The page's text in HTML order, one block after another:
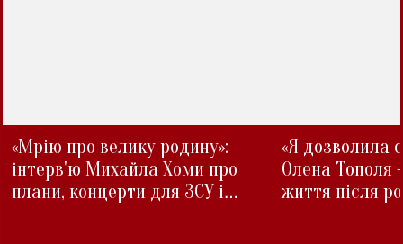
«Мрію про велику родину»:
інтерв'ю Михайла Хоми про
плани, концерти для ЗСУ і
«Я дозволила
Олена Тополя
життя після